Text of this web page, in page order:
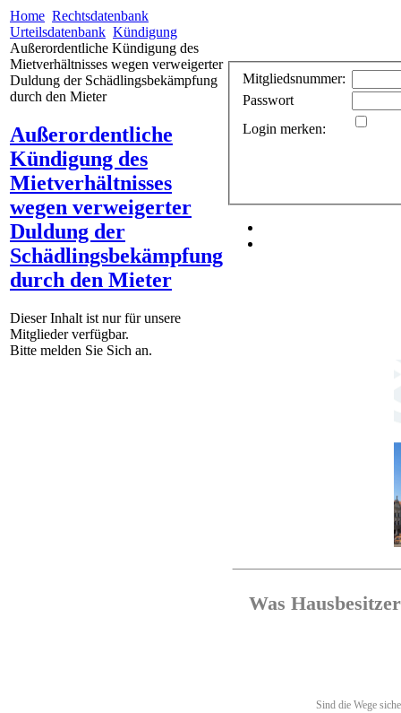
Home Rechtsdatenbank
Urteilsdatenbank Kündigung
Außerordentliche Kündigung des
Mietverhältnisses wegen verweigerter
Duldung der Schädlingsbekämpfung
durch den Mieter
Außerordentliche
Kündigung des
Mietverhältnisses
wegen verweigerter
Duldung der
Schädlingsbekämpfung
durch den Mieter
Dieser Inhalt ist nur für unsere
Mitglieder verfügbar.
Bitte melden Sie Sich an.
Mitgliedsnummer:
Passwort
Login merken:
Was
Sind die Wege